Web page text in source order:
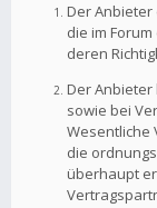
Der
die im
deren
Der
sowie bei
Wesentliche
die
überhaupt